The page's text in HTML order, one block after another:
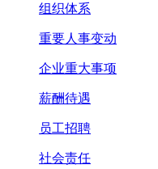
组织体系
重要人事变动
企业重大事项
薪酬待遇
员工招聘
社会责任